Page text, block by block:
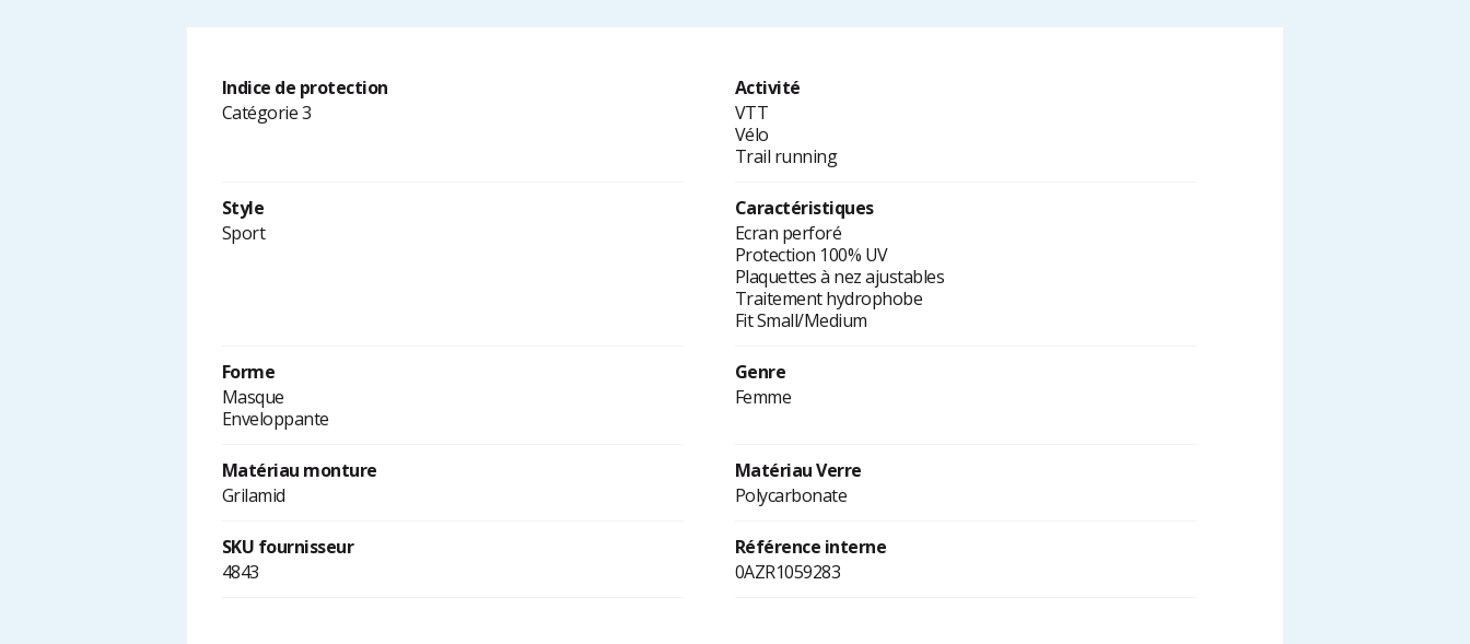
Indice de protection
Catégorie 3
Activité
VTT
Vélo
Trail running
Style
Sport
Caractéristiques
Ecran perforé
Protection 100% UV
Plaquettes à nez ajustables
Traitement hydrophobe
Fit Small/Medium
Forme
Masque
Enveloppante
Genre
Femme
Matériau monture
Grilamid
Matériau Verre
Polycarbonate
SKU fournisseur
4843
Référence interne
0AZR1059283